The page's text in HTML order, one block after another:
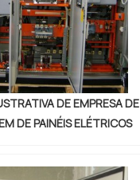
DE EMPRESA DE
DE PAINÉIS ELÉTRICOS